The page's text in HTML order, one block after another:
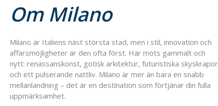
Om Milano
Milano är Italiens näst största stad, men i stil, innovation och
affärsmöjligheter är den ofta först. Här möts gammalt och
nytt: renässanskonst, gotisk arkitektur, futuristiska skyskrapor
och ett pulserande nattliv. Milano är mer än bara en snabb
mellanlandning – det är en destination som förtjänar din fulla
uppmärksamhet.